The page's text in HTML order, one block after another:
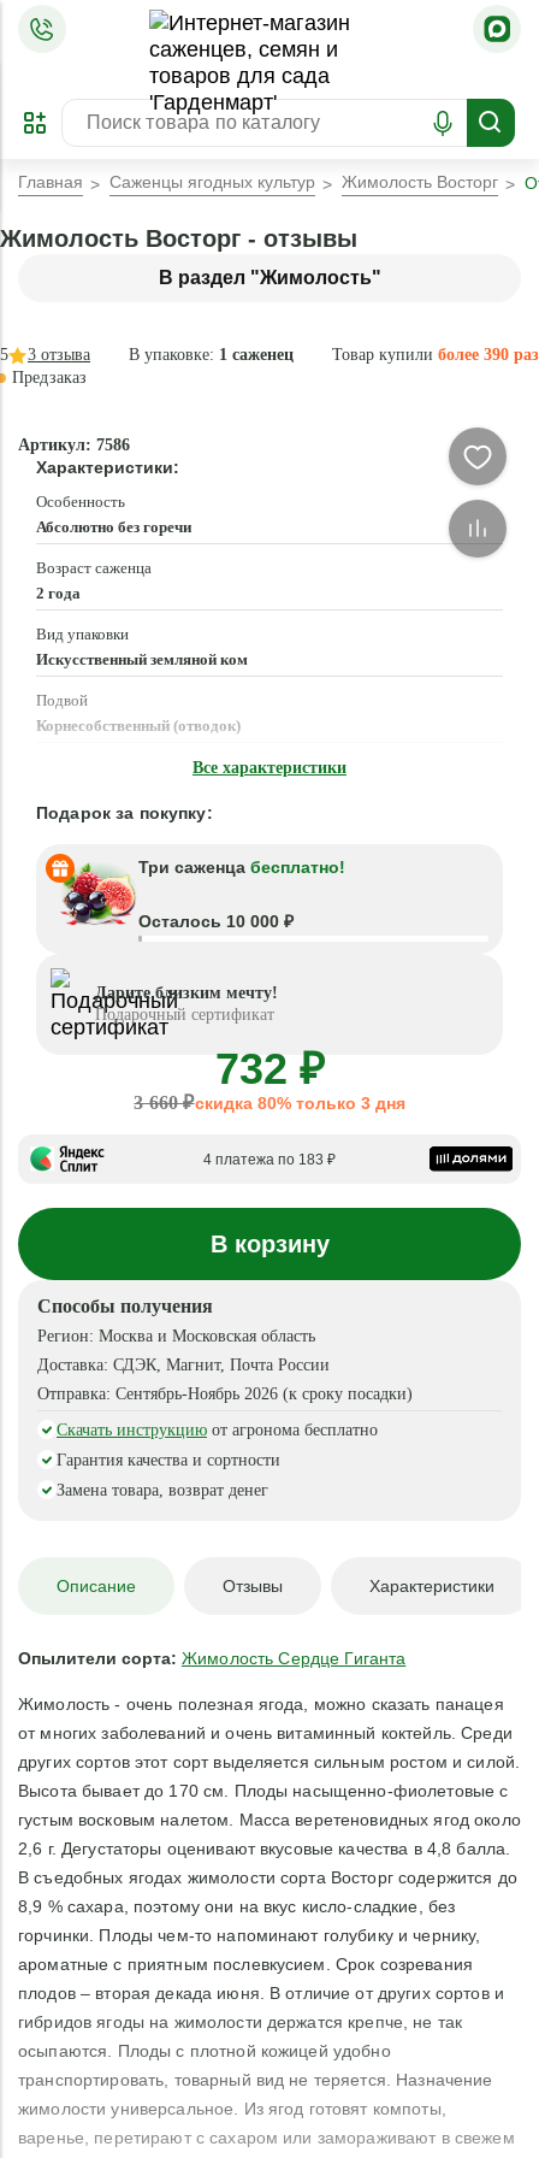
ПРЕДЗАКАЗ
ЗАБРОНИРОВАТЬ
ЛУЧШЕЕ
Главная Саженцы ягодных культур Жимолость Восторг
В раздел "Жимолость"
Жимолость Восторг - отзывы
В упаковке: 1 саженец Товар купили более 390 раз
5 3 отзыва
Предзаказ
Артикул: 7586
Характеристики:
Особенность
Абсолютно без горечи
Возраст саженца
2 года
Вид упаковки
Искусственный земляной ком
Подвой
Корнесобственный (отводок)
Все характеристики
Подарок за покупку:
Три саженца бесплатно!
Осталось 10 000 ₽
Дарите близким мечту!
Подарочный сертификат
732 ₽
3 660 ₽скидка 80% только 3 дня
4 платежа по 183 ₽
В корзину
Способы получения
Регион: Москва и Московская область
Доставка: СДЭК, Магнит, Почта России
Отправка: Сентябрь-Ноябрь 2026 (к сроку посадки)
Скачать инструкцию от агронома бесплатно
Гарантия качества и сортности
Замена товара, возврат денег
Описание Отзывы Характеристики
Опылители сорта: Жимолость Сердце Гиганта
Жимолость - очень полезная ягода, можно сказать панацея
от многих заболеваний и очень витаминный коктейль. Среди
других сортов этот сорт выделяется сильным ростом и силой.
Высота бывает до 170 см. Плоды насыщенно-фиолетовые с
густым восковым налетом. Масса веретеновидных ягод около
2,6 г. Дегустаторы оценивают вкусовые качества в 4,8 балла.
В съедобных ягодах жимолости сорта Восторг содержится до
8,9 % сахара, поэтому они на вкус кисло-сладкие, без
горчинки. Плоды чем-то напоминают голубику и чернику,
ароматные с приятным послевкусием. Срок созревания
плодов – вторая декада июня. В отличие от других сортов и
гибридов ягоды на жимолости держатся крепче, не так
осыпаются. Плоды с плотной кожицей удобно
транспортировать, товарный вид не теряется. Назначение
жимолости универсальное. Из ягод готовят компоты,
варенье, перетирают с сахаром или замораживают в свежем